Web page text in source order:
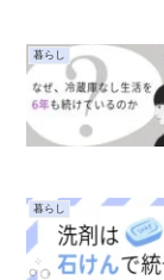
暮らし
暮らし